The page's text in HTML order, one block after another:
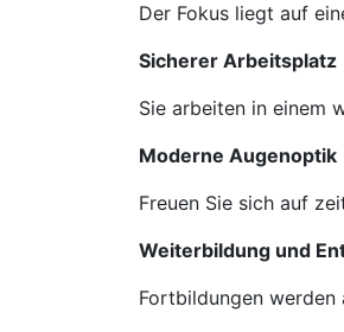
Der Fokus liegt auf
Sicherer Arbeitsplatz
Sie arbeiten in einem
Moderne Augenoptik
Freuen Sie sich auf
Weiterbildung und
Fortbildungen